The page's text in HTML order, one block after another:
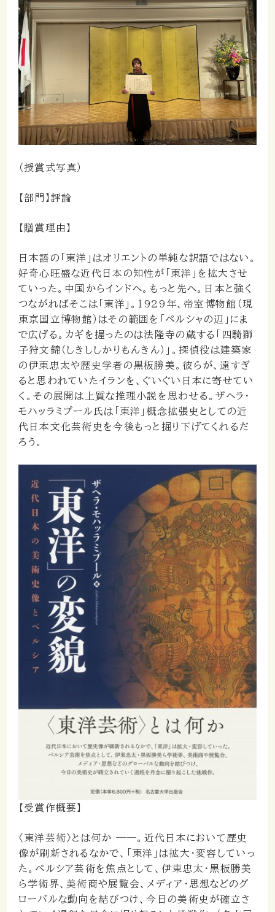
（授賞式写真）
【部門】評論
【贈賞理由】
日本語の「東洋」はオリエントの単純な訳語ではない。
好奇心旺盛な近代日本の知性が「東洋」を拡大させ
ていった。中国からインドへ。もっと先へ。日本と強く
つながればそこは「東洋」。1929年、帝室博物館（現
東京国立博物館）はその範囲を「ペルシャの辺」にま
で広げる。カギを握ったのは法隆寺の蔵する「四騎獅
子狩文錦（しきししかりもんきん）」。探偵役は建築家
の伊東忠太や歴史学者の黒板勝美。彼らが、遠すぎ
ると思われていたイランを、ぐいぐい日本に寄せてい
く。その展開は上質な推理小説を思わせる。ザヘラ・
モハッラミプール氏は「東洋」概念拡張史としての近
代日本文化芸術史を今後もっと掘り下げてくれるだ
ろう。
【受賞作概要】
〈東洋芸術〉とは何か ——。近代日本において歴史
像が刷新されるなかで、「東洋」は拡大・変容していっ
た。ペルシア芸術を焦点として、伊東忠太・黒板勝美
ら学術界、美術商や展覧会、メディア・思想などのグ
ローバルな動向を結びつけ、今日の美術史が確立さ